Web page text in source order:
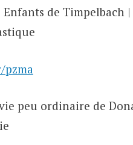
Enfants de Timpelbach
peu ordinaire de